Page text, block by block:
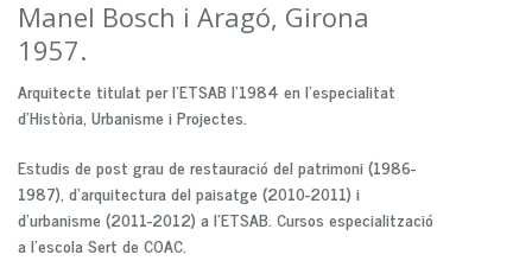
Manel Bosch i Aragó, Girona
1957.
Arquitecte titulat per l'ETSAB l’1984 en l’especialitat
d’Història, Urbanisme i Projectes.
Estudis de post grau de restauració del patrimoni (1986-
1987), d’arquitectura del paisatge (2010-2011) i
d’urbanisme (2011-2012) a l'ETSAB. Cursos especialització
a l’escola Sert de COAC.